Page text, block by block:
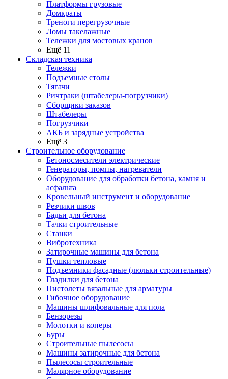
Платформы грузовые
Домкраты
Треноги перегрузочные
Ломы такелажные
Тележки для мостовых кранов
Ещё 11
Складская техника
Тележки
Подъемные столы
Тягачи
Ричтраки (штабелеры-погрузчики)
Сборщики заказов
Штабелеры
Погрузчики
АКБ и зарядные устройства
Ещё 3
Строительное оборудование
Бетоносмесители электрические
Генераторы, помпы, нагреватели
Оборудование для обработки бетона, камня и
асфальта
Кровельный инструмент и оборудование
Резчики швов
Бадьи для бетона
Тачки строительные
Станки
Вибротехника
Затирочные машины для бетона
Пушки тепловые
Подъемники фасадные (люльки строительные)
Гладилки для бетона
Пистолеты вязальные для арматуры
Гибочное оборудование
Машины шлифовальные для пола
Бензорезы
Молотки и коперы
Буры
Строительные пылесосы
Машины затирочные для бетона
Пылесосы строительные
Малярное оборудование